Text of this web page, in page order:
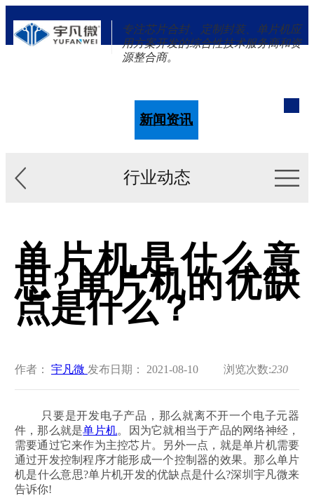
专注芯片合封、定制封装、单片机应
用方案开发的综合性技术服务商和资
源整合商。
新闻资讯
行业动态
单片机是什么意
思?单片机的优缺
点是什么？
作者： 宇凡微 发布日期： 2021-08-10 浏览次数:230
只要是开发电子产品，那么就离不开一个电子元器
件，那么就是单片机。因为它就相当于产品的网络神经，
需要通过它来作为主控芯片。另外一点，就是单片机需要
通过开发控制程序才能形成一个控制器的效果。那么单片
机是什么意思?单片机开发的优缺点是什么?深圳宇凡微来
告诉你!